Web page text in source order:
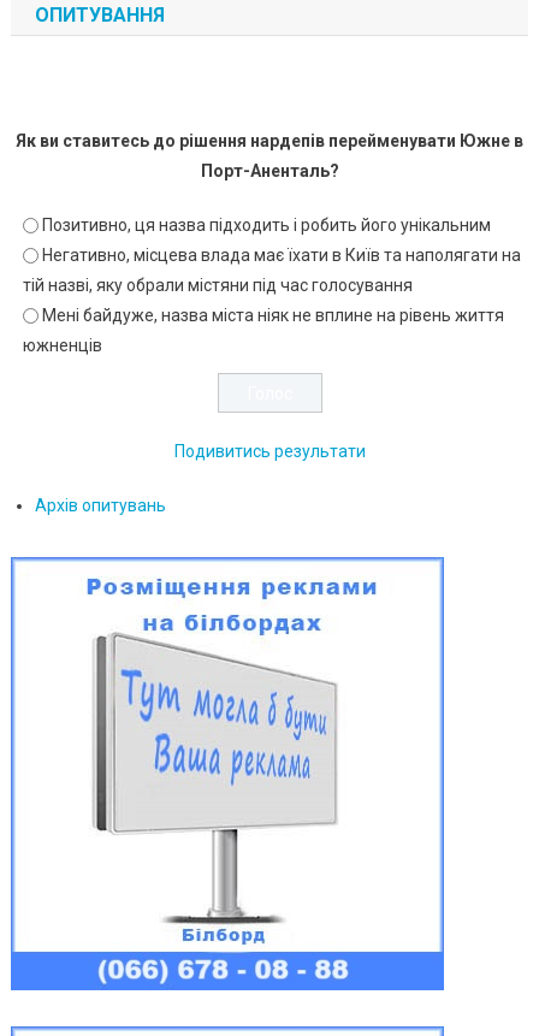
ОПИТУВАННЯ
Як ви ставитесь до рішення нардепів перейменувати Южне в
Порт-Аненталь?
Позитивно, ця назва підходить і робить його унікальним
Негативно, місцева влада має їхати в Київ та наполягати на
тій назві, яку обрали містяни під час голосування
Мені байдуже, назва міста ніяк не вплине на рівень життя
южненців
Подивитись результати
Архів опитувань